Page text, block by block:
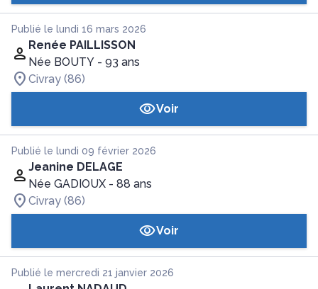
Publié le lundi 16 mars 2026
Renée PAILLISSON
Née BOUTY - 93 ans
Civray (86)
Voir
Publié le lundi 09 février 2026
Jeanine DELAGE
Née GADIOUX - 88 ans
Civray (86)
Voir
Publié le mercredi 21 janvier 2026